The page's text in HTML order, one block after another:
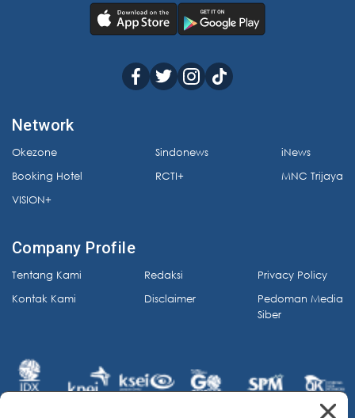
Network
Okezone
Booking Hotel
VISION+
Sindonews
RCTI+
iNews
MNC Trijaya
Company Profile
Tentang Kami
Kontak Kami
Redaksi
Disclaimer
Privacy Policy
Pedoman Media
Siber